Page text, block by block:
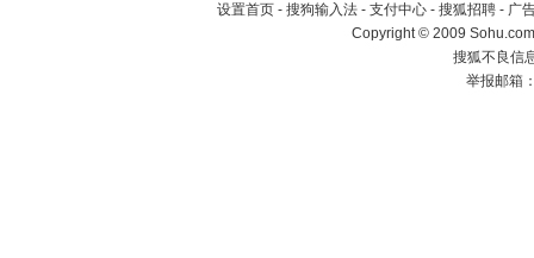
设置首页 - 搜狗输入法 - 支付中心 - 搜狐招聘 - 广
Copyright © 2009
搜狐不良信
举报邮箱